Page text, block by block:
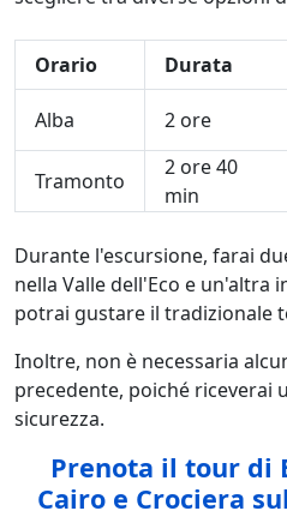
Orario Durata
Alba 2 ore
Tramonto
2 ore 40
min
Durante l'escursione, farai
nella Valle dell'Eco e un'altra
potrai gustare il tradizionale
Inoltre, non è necessaria
precedente, poiché riceverai
sicurezza.
Prenota il tour di
Cairo e Crociera